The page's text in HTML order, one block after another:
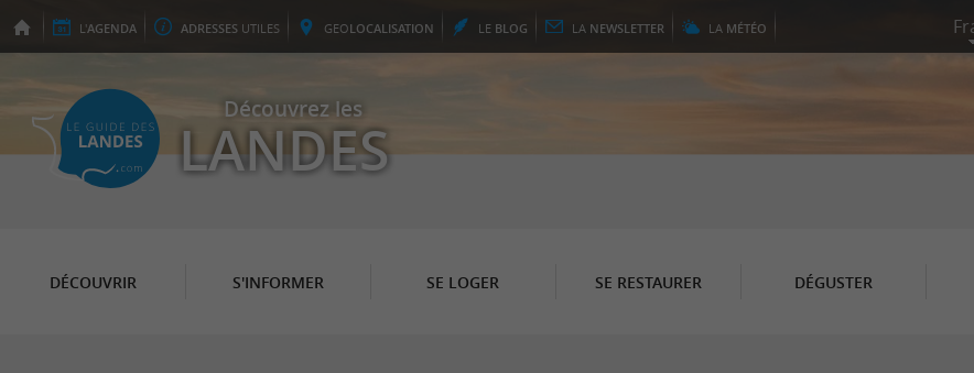
L'AGENDA ADRESSES UTILES GEOLOCALISATION LE BLOG LA NEWSLETTER LA MÉTÉO
Découvrez les
LANDES
DÉCOUVRIR S'INFORMER SE LOGER SE RESTAURER DÉGUSTER